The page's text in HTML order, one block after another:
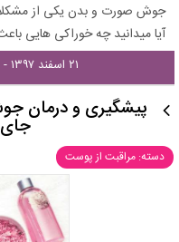
جوش صورت و بدن یکی از
آیا میدانید چه خوراکی هایی
۲۱ اسفند ۱۳۹۷ - ۱۱:۰۲
پیشگیری و درمان
دسته: مراقبت از پوست